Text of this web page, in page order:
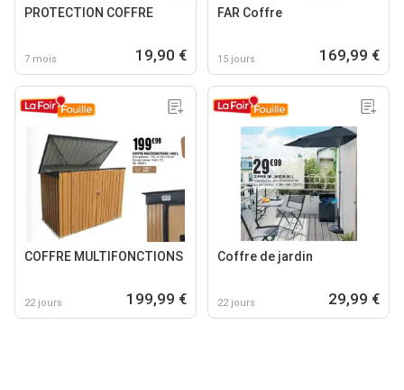
PROTECTION COFFRE
7 mois 19,90 €
FAR Coffre
15 jours 169,99 €
COFFRE MULTIFONCTIONS
22 jours 199,99 €
Coffre de jardin
22 jours 29,99 €